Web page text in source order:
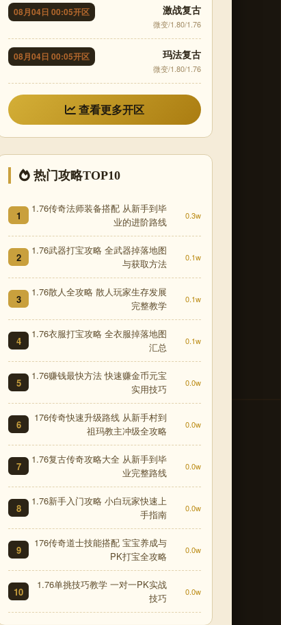
08月04日 00:05开区 激战复古
微变/1.80/1.76
08月04日 00:05开区 玛法复古
微变/1.80/1.76
查看更多开区
热门攻略TOP10
1
1.76传奇法师装备搭配 从新手到毕
业的进阶路线
0.3w
2
1.76武器打宝攻略 全武器掉落地图
与获取方法
0.1w
3
1.76散人全攻略 散人玩家生存发展
完整教学
0.1w
4
1.76衣服打宝攻略 全衣服掉落地图
汇总
0.1w
5
1.76赚钱最快方法 快速赚金币元宝
实用技巧
0.0w
6
176传奇快速升级路线 从新手村到
祖玛教主冲级全攻略
0.0w
7
1.76复古传奇攻略大全 从新手到毕
业完整路线
0.0w
8
1.76新手入门攻略 小白玩家快速上
手指南
0.0w
9
176传奇道士技能搭配 宝宝养成与
PK打宝全攻略
0.0w
10
1.76单挑技巧教学 一对一PK实战
技巧
0.0w